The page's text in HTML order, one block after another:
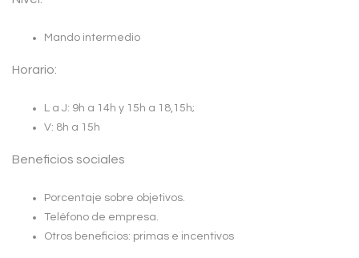
Mando intermedio
Horario:
L a J: 9h a 14h y 15h a 18,15h;
V: 8h a 15h
Beneficios sociales
Porcentaje sobre objetivos.
Teléfono de empresa.
Otros beneficios: primas e incentivos